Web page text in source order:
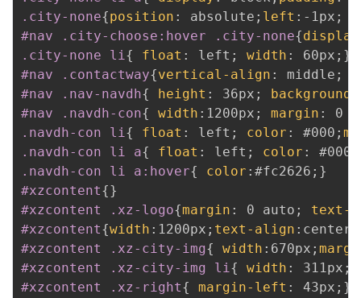
.city-none{position : absolute ; left : -1px ;
#nav .city-choose:hover .city-none{display
.city-none li{ float : left ; width : 60px ; }
#nav .contactway{vertical-align : middle ;
#nav .nav-navdh{ height : 36px ; background
#nav .navdh-con{ width : 1200px ; margin :
0
.navdh-con li{ float : left ; color : #000 ;
.navdh-con li a{ float : left ; color : #000
.navdh-con li a:hover{ color : #fc2626 ; }
#xzcontent{}
#xzcontent .xz-logo{margin : 0 auto ;
text-
#xzcontent{width : 1200px ; text-align : center
#xzcontent .xz-city-img{ width : 670px ;
#xzcontent .xz-city-img li{ width : 311px ;
#xzcontent .xz-right{ margin-left : 43px ; }